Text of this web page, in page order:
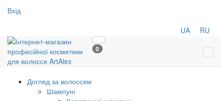
Вхід
UA RU
0
Догляд за волоссям
Шампуні